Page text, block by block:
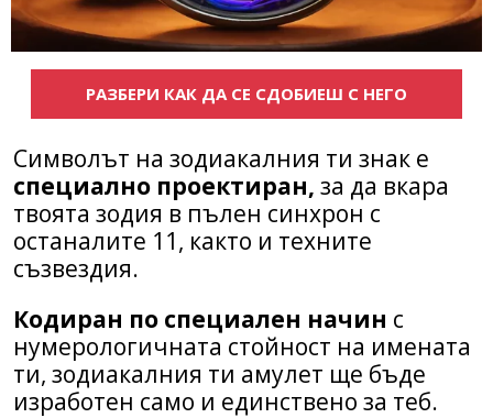
РАЗБЕРИ КАК ДА СЕ СДОБИЕШ С НЕГО
Символът на зодиакалния ти знак е
специално проектиран, за да вкара
твоята зодия в пълен синхрон с
останалите 11, както и техните
съзвездия.
Кодиран по специален начин с
нумерологичната стойност на имената
ти, зодиакалния ти амулет ще бъде
изработен само и единствено за теб.